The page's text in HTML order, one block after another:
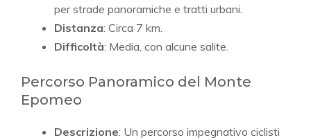
per strade panoramiche e tratti urbani.
Distanza: Circa 7 km.
Difficoltà: Media, con alcune salite.
Percorso Panoramico del Monte
Epomeo
Descrizione: Un percorso impegnativo ciclisti